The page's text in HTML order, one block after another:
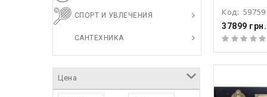
СПОРТ И УВЛЕЧЕНИЯ
САНТЕХНИКА
Цена
Код: 59759
37899 грн.